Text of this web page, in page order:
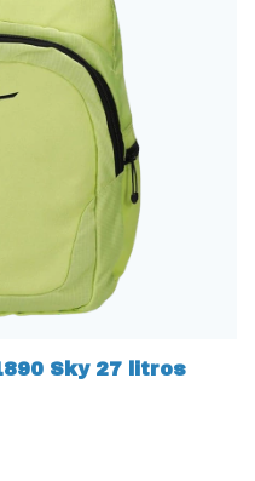
Sky 27 litros